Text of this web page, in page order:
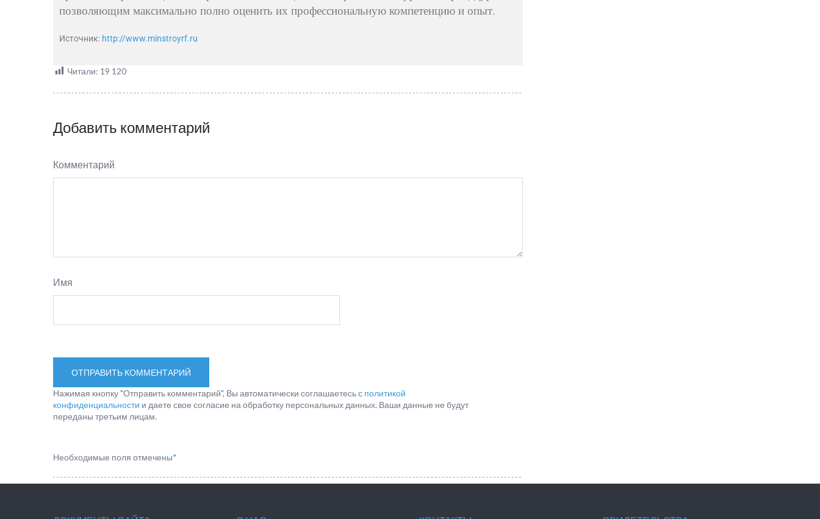
позволяющим максимально полно оценить их профессиональную компетенцию и опыт.
Источник: http://www.minstroyrf.ru
Читали: 19 120
Добавить комментарий
Комментарий
Имя
Нажимая кнопку "Отправить комментарий", Вы автоматически соглашаетесь с политикой
конфиденциальности и даете свое согласие на обработку персональных данных. Ваши данные не будут
переданы третьим лицам.
Необходимые поля отмечены*